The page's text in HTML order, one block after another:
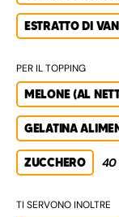
ESTRATTO DI
PER IL TOPPING
MELONE (AL
GELATINA
ZUCCHERO 40
TI SERVONO INOLTRE